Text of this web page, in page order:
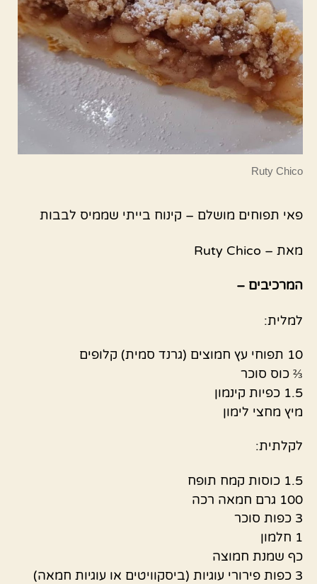
Ruty Chico
פאי תפוחים מושלם – קינוח בייתי שממיס לבבות
מאת – Ruty Chico
המרכיבים –
למלית:
10 תפוחי עץ חמוצים (גרנד סמית) קלופים
⅔ כוס סוכר
1.5 כפיות קינמון
מיץ מחצי לימון
לקלתית:
1.5 כוסות קמח תופח
100 גרם חמאה רכה
3 כפות סוכר
1 חלמון
כף שמנת חמוצה
3 כפות פירורי עוגיות (ביסקוויטים או עוגיות חמאה)